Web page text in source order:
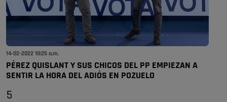
14-02-2022 10:25 a.m.
PÉREZ QUISLANT Y SUS CHICOS DEL PP EMPIEZAN A
SENTIR LA HORA DEL ADIÓS EN POZUELO
5